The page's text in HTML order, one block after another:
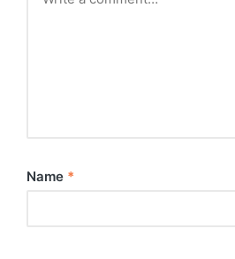
Name *